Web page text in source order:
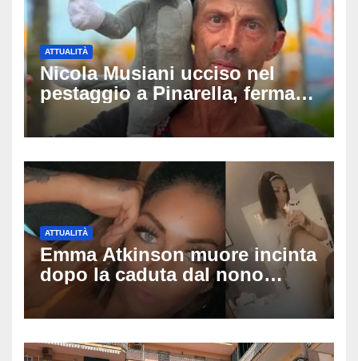
ATTUALITÀ
Nicola Musiani ucciso nel
pestaggio a Pinarella, fermati
quattro giovani: la svolta
dopo video, intercettazioni e
ATTUALITÀ
Emma Atkinson muore incinta
dopo la caduta dal nono
piano: la figlia nasce 30
minuti dopo e sta bene